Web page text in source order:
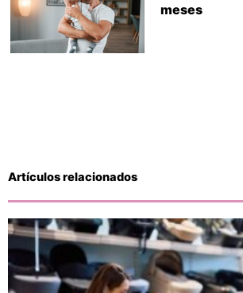
meses
Artículos relacionados